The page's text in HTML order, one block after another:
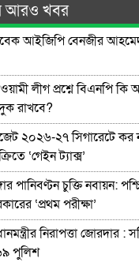
আরও খবর
আইজিপি বেনজীর আহমেদ
লীগ প্রশ্নে বিএনপি
রাখবে?
২০২৬-২৭ সিগারেটে কর
‘গেইন ট্যাক্স’
পানিবণ্টন চুক্তি নবায়ন:
‘প্রথম পরীক্ষা’
নিরাপত্তা জোরদার
পুলিশ